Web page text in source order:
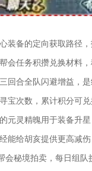
装备的定向获取路径
会任务积攒兑换材料
回合全队闪避增益，
宝次数，累计积分可
元灵精魄用于装备升
能给胡亥提供更高减
会秘境拍卖，每日组